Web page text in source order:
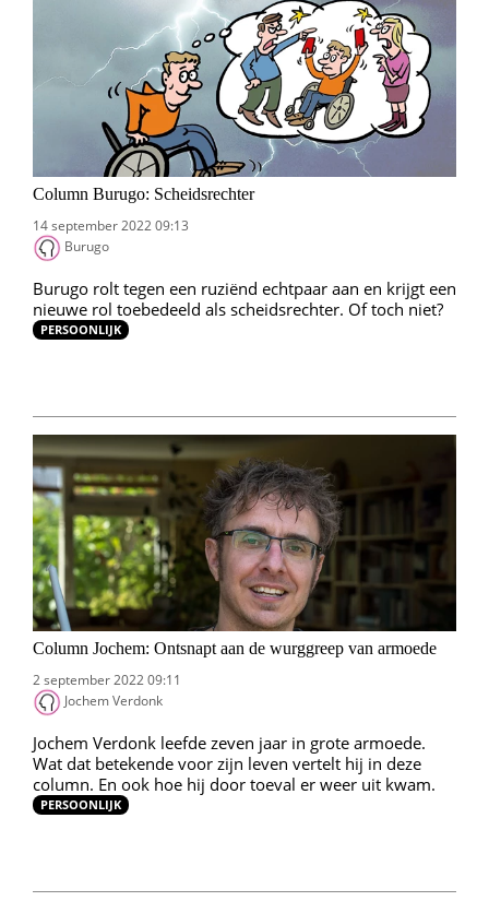
Column Burugo: Scheidsrechter
14 september 2022 09:13
Burugo
Burugo rolt tegen een ruziënd echtpaar aan en krijgt een
nieuwe rol toebedeeld als scheidsrechter. Of toch niet?
PERSOONLIJK
Column Jochem: Ontsnapt aan de wurggreep van armoede
2 september 2022 09:11
Jochem Verdonk
Jochem Verdonk leefde zeven jaar in grote armoede.
Wat dat betekende voor zijn leven vertelt hij in deze
column. En ook hoe hij door toeval er weer uit kwam.
PERSOONLIJK